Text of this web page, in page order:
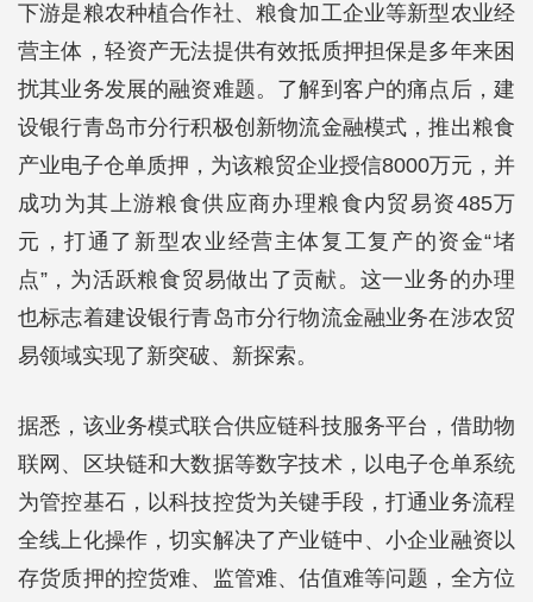
下游是粮农种植合作社、粮食加工企业等新型农业经
营主体，轻资产无法提供有效抵质押担保是多年来困
扰其业务发展的融资难题。了解到客户的痛点后，建
设银行青岛市分行积极创新物流金融模式，推出粮食
产业电子仓单质押，为该粮贸企业授信8000万元，并
成功为其上游粮食供应商办理粮食内贸易资485万
元，打通了新型农业经营主体复工复产的资金“堵
点”，为活跃粮食贸易做出了贡献。这一业务的办理
也标志着建设银行青岛市分行物流金融业务在涉农贸
易领域实现了新突破、新探索。
据悉，该业务模式联合供应链科技服务平台，借助物
联网、区块链和大数据等数字技术，以电子仓单系统
为管控基石，以科技控货为关键手段，打通业务流程
全线上化操作，切实解决了产业链中、小企业融资以
存货质押的控货难、监管难、估值难等问题，全方位